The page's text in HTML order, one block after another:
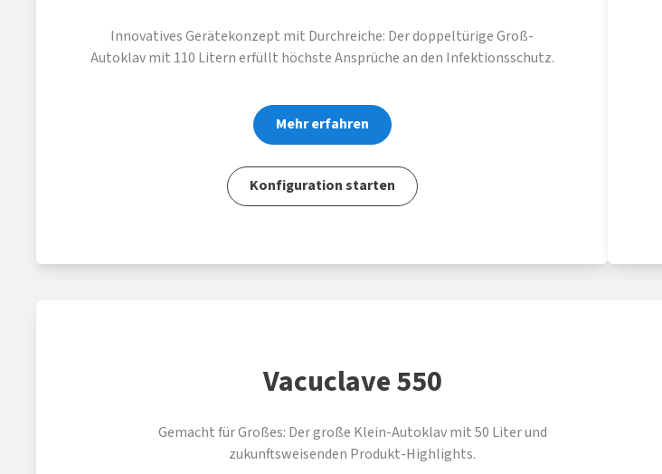
Innovatives Gerätekonzept mit Durchreiche: Der doppeltürige Groß-
Autoklav mit 110 Litern erfüllt höchste Ansprüche an den Infektionsschutz.
Mehr erfahren
Konfiguration starten
Vacuclave 550
Gemacht für Großes: Der große Klein-Autoklav mit 50 Liter und
zukunftsweisenden Produkt-Highlights.